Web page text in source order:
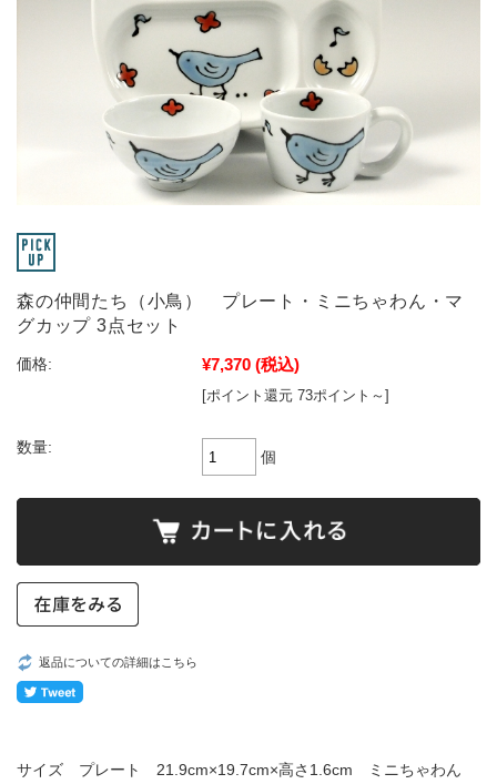
森の仲間たち（小鳥） プレート・ミニちゃわん・マ
グカップ 3点セット
価格: ¥7,370 (税込)
[ポイント還元 73ポイント～]
数量:
個
返品についての詳細はこちら
サイズ プレート 21.9cm×19.7cm×高さ1.6cm ミニちゃわん